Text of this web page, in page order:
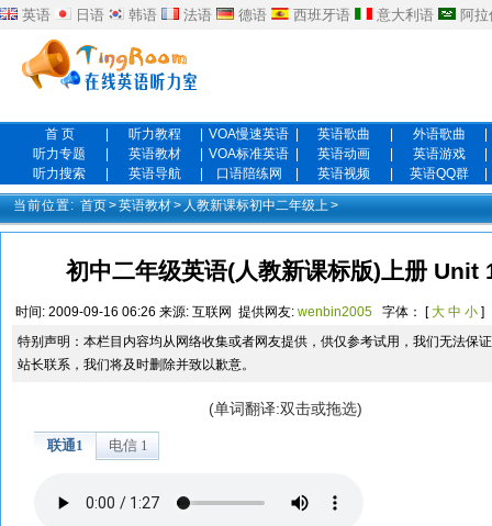
英语 日语 韩语 法语 德语 西班牙语 意大利语 阿
首 页 听力教程 VOA慢速英语 英语歌曲 外语歌曲
听力专题
英语教材 VOA标准英语 英语动画 英语游戏
听力搜索
英语导航 口语陪练网 英语视频 英语QQ群
当前位置: 首页>英语教材> 人教新课标初中二年级上>
初中二年级英语(人教新课标版)上册
时间: 2009-09-16 06:26 来源: 互联网 提供网友: wenbin2005 字体： [大 中 小 ]
特别声明：本栏目内容均从网络收集或者网友提供，供仅参考试用，我们无法保
站长联系，我们将及时删除并致以歉意。
(单词翻译:双击或拖选)